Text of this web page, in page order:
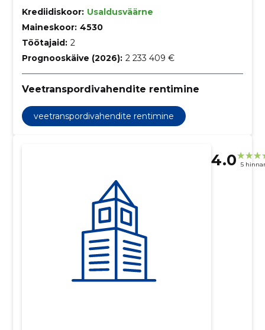
Krediidiskoor: Usaldusväärne
Maineskoor: 4530
Töötajaid: 2
Prognooskäive (2026): 2 233 409 €
Veetranspordivahendite rentimine
veetranspordivahendite rentimine
4.0 5